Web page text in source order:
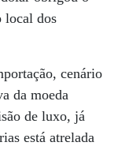
local dos
cenário
da moeda
de luxo, já
está atrelada